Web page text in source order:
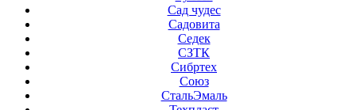
Сад чудес
Садовита
Седек
СЗТК
Сибртех
Союз
СтальЭмаль